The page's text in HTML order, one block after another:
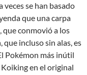
veces se han basado
que una carpa
conmovió a los
incluso sin alas, es
Pokémon más inútil
en el original